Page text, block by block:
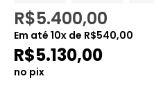
R$5.400,00
Em até 10x de R$540,00
R$5.130,00
no pix